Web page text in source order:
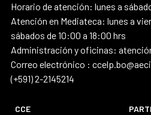
Horario de atención: lunes a
Atención en Mediateca: lunes a
sábados de 10:00 a 18:00 hrs
Administración y oficinas:
Correo electrónico :
(+591) 2-2145214
CCE